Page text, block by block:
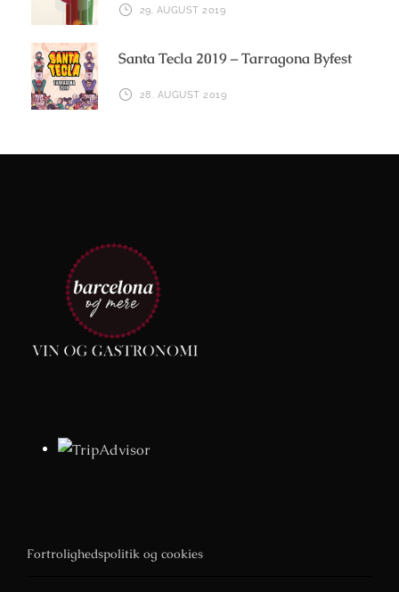
29. AUGUST 2019
Santa Tecla 2019 – Tarragona Byfest
28. AUGUST 2019
Fortrolighedspolitik og cookies